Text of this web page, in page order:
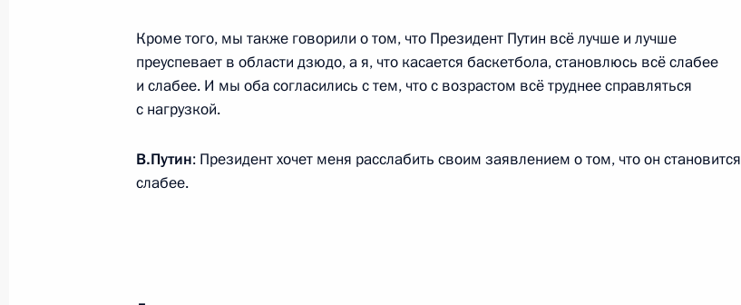
Пресс-конференция по итогам встречи на высшем уровне
Россия – Европейский союз
1
Кроме того, мы также говорили о том, что Президент Путин всё лучше и лучше
преуспевает в области дзюдо, а я, что касается баскетбола, становлюсь всё слабее
и слабее. И мы оба согласились с тем, что с возрастом всё труднее справляться
с нагрузкой.
В.Путин: Президент хочет меня расслабить своим заявлением о том, что он становится
слабее.